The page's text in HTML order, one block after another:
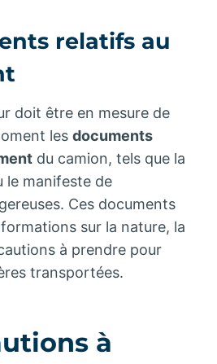
relatifs au
doit être en mesure de
les documents
du camion, tels que la
le manifeste de
Ces documents
sur la nature, la
à prendre pour
transportées.
à